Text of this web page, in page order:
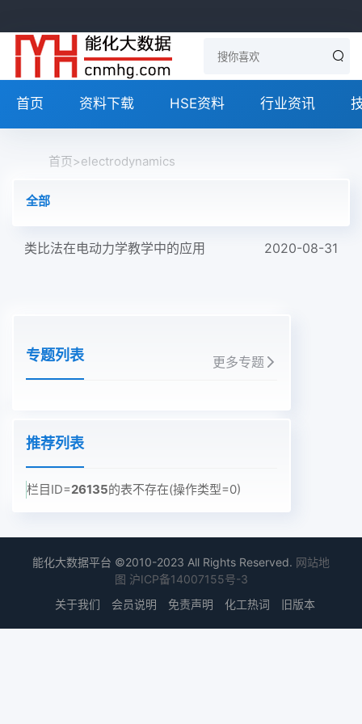
首页 资料下载 HSE资料 行业资讯
首页>electrodynamics
全部
类比法在电动力学教学中的应用 2020-08-31
专题列表 更多专题
推荐列表
栏目ID=26135的表不存在(操作类型=0)
能化大数据平台 ©2010-2023 All Rights Reserved. 网站地
图 沪ICP备14007155号-3
关于我们
会员说明 免责声明 化工热词 旧版本